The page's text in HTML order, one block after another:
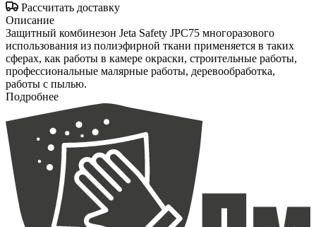
Рассчитать доставку
Описание
Защитный комбинезон Jeta Safety JPC75 многоразового
использования из полиэфирной ткани применяется в таких
сферах, как работы в камере окраски, строительные работы,
профессиональные малярные работы, деревообработка,
работы с пылью.
Подробнее